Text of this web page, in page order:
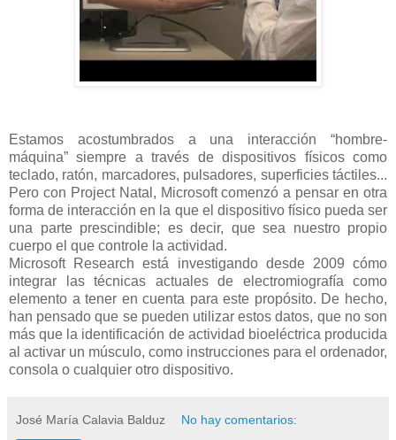
Estamos acostumbrados a una interacción “hombre-
máquina” siempre a través de dispositivos físicos como
teclado, ratón, marcadores, pulsadores, superficies táctiles...
Pero con Project Natal, Microsoft comenzó a pensar en otra
forma de interacción en la que el dispositivo físico pueda ser
una parte prescindible; es decir, que sea nuestro propio
cuerpo el que controle la actividad.
Microsoft Research está investigando desde 2009 cómo
integrar las técnicas actuales de electromiografía como
elemento a tener en cuenta para este propósito. De hecho,
han pensado que se pueden utilizar estos datos, que no son
más que la identificación de actividad bioeléctrica producida
al activar un músculo, como instrucciones para el ordenador,
consola o cualquier otro dispositivo.
José María Calavia Balduz No hay comentarios: